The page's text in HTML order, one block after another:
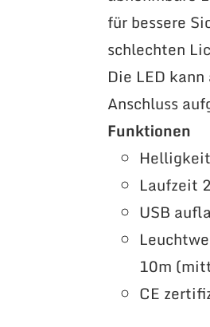
für bessere
schlechten
Die LED
Anschluss
Funktionen
Laufzeit
USB
10m
CE